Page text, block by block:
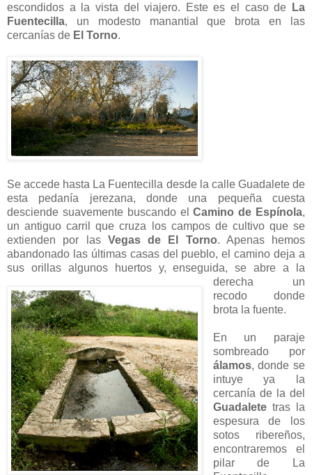
escondidos a la vista del viajero. Este es el caso de
La
Fuentecilla, un modesto manantial que brota en las
cercanías de El Torno.
Se accede hasta La Fuentecilla desde la calle Guadalete de
esta pedanía jerezana, donde una pequeña cuesta
desciende suavemente buscando elCamino de Espínola,
un antiguo carril que cruza los campos de cultivo que se
extienden por las Vegas de El Torno. Apenas hemos
abandonado las últimas casas del pueblo, el camino deja a
sus orillas algunos huertos y,enseguida, se abre a la
derecha un
recodo donde
brota la fuente.
En un paraje
sombreado por
álamos, donde se
intuye ya la
cercanía de la del
Guadaletetras la
espesura de los
sotos ribereños,
encontraremos el
pilar de La